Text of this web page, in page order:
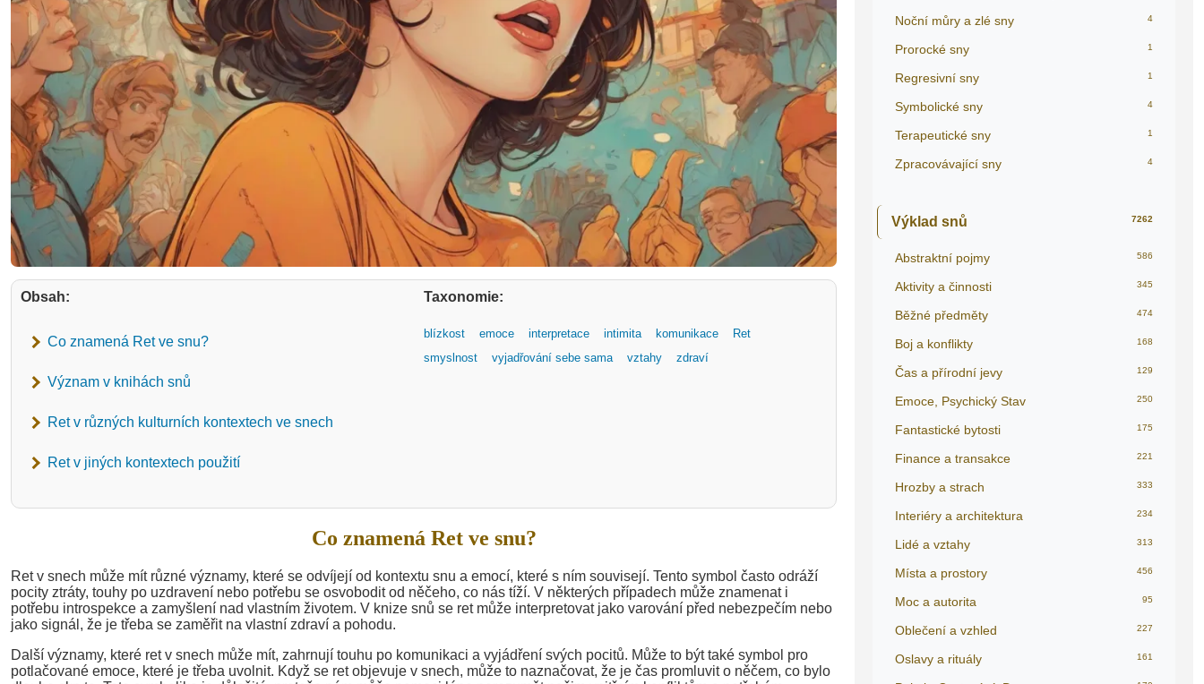
Obsah:
Co znamená Ret ve snu?
Význam v knihách snů
Ret v různých kulturních kontextech ve snech
Ret v jiných kontextech použití
Taxonomie:
blízkost emoce interpretace intimita komunikace
Ret
smyslnost
vyjadřování sebe sama vztahy zdraví
Co znamená Ret ve snu?
Ret v snech může mít různé významy, které se odvíjejí od kontextu snu a emocí, které s ním souvisejí. Tento symbol často odráží
pocity ztráty, touhy po uzdravení nebo potřebu se osvobodit od něčeho, co nás tíží. V některých případech může znamenat i
potřebu introspekce a zamyšlení nad vlastním životem. V knize snů se ret může interpretovat jako varování před nebezpečím nebo
jako signál, že je třeba se zaměřit na vlastní zdraví a pohodu.
Další významy, které ret v snech může mít, zahrnují touhu po komunikaci a vyjádření svých pocitů. Může to být také symbol pro
potlačované emoce, které je třeba uvolnit. Když se ret objevuje v snech, může to naznačovat, že je čas promluvit o něčem, co bylo
Noční můry a zlé sny 4
Prorocké sny 1
Regresivní sny 1
Symbolické sny 4
Terapeutické sny 1
Zpracovávající sny 4
Výklad snů 7262
Abstraktní pojmy 586
Aktivity a činnosti 345
Běžné předměty 474
Boj a konflikty 168
Čas a přírodní jevy 129
Emoce, Psychický Stav 250
Fantastické bytosti 175
Finance a transakce 221
Hrozby a strach 333
Interiéry a architektura 234
Lidé a vztahy 313
Místa a prostory 456
Moc a autorita 95
Oblečení a vzhled 227
Oslavy a rituály 161